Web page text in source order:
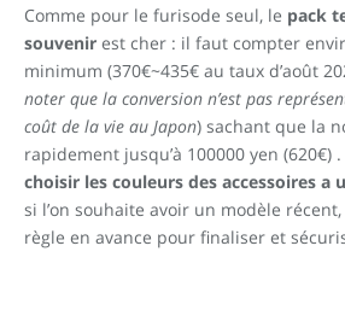
Comme pour le furisode seul, le pack
souvenir est cher : il faut compter
minimum (370€~435€ au taux d’août
noter que la conversion n’est pas
coût de la vie au Japon) sachant que la
rapidement jusqu’à 100000 yen (620€)
choisir les couleurs des accessoires a
si l’on souhaite avoir un modèle
règle en avance pour finaliser et